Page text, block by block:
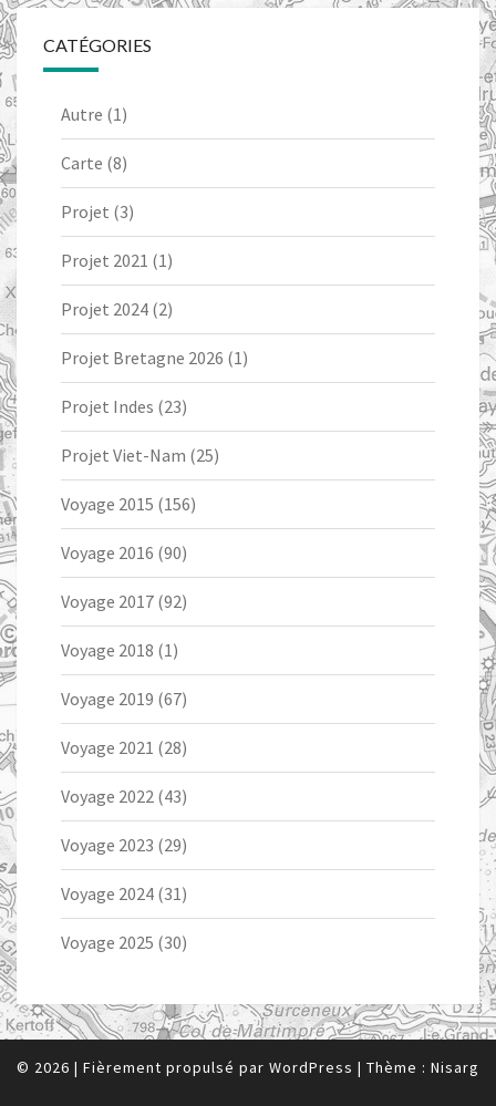
CATÉGORIES
Autre (1)
Carte (8)
Projet (3)
Projet 2021 (1)
Projet 2024 (2)
Projet Bretagne 2026 (1)
Projet Indes (23)
Projet Viet-Nam (25)
Voyage 2015 (156)
Voyage 2016 (90)
Voyage 2017 (92)
Voyage 2018 (1)
Voyage 2019 (67)
Voyage 2021 (28)
Voyage 2022 (43)
Voyage 2023 (29)
Voyage 2024 (31)
Voyage 2025 (30)
© 2026 | Fièrement propulsé par WordPress | Thème : Nisarg